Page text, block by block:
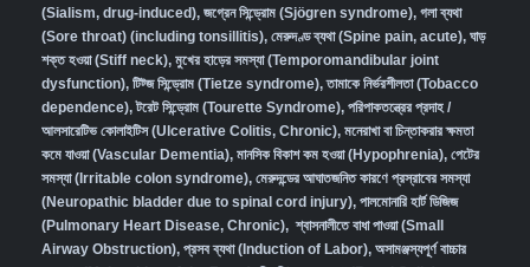
(Sialism, drug-induced), জগ্রেন সিন্ড্রোম (Sjögren syndrome), গলা ব্যথা
(Sore throat) (including tonsillitis), মেরুদণ্ড ব্যথা (Spine pain, acute), ঘাড়
শক্ত হওয়া (Stiff neck), মুখের হাড়ের সমস্যা (Temporomandibular joint
dysfunction), টিট্জ সিন্ড্রোম (Tietze syndrome),তামাকে নির্ভরশীলতা (Tobacco
dependence),টরেট সিন্ড্রোম (Tourette Syndrome), পরিপাকতন্ত্রের প্রদাহ /
আলসারেটিভ কোলাইটিস (Ulcerative Colitis, Chronic), মনেরাখা বা চিন্তাকরার ক্ষমতা
কমে যাওয়া (Vascular Dementia), মানসিক বিকাশ কম হওয়া (Hypophrenia), পেটের
সমস্যা (Irritable colon syndrome), মেরুদন্ডের আঘাতজনিত কারণে প্রস্রাবের সমস্যা
(Neuropathic bladder due to spinal cord injury), পালমোনারি হার্ট ডিজিজ
(Pulmonary Heart Disease, Chronic),শ্বাসনালীতে বাধা পাওয়া (Small
Airway Obstruction), প্রসব ব্যথা (Induction of Labor), অসামঞ্জস্যপূর্ণ বাচ্চার